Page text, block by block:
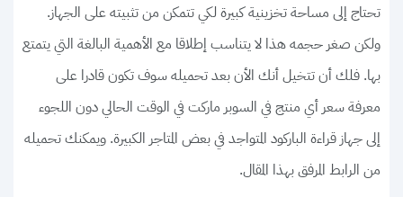
تحتاج إلى مساحة تخزينية كبيرة لكي تتمكن من تثبيته على الجهاز.
ولكن صغر حجمه هذا لا يتناسب إطلاقا مع الأهمية البالغة التي يتمتع
بها. فلك أن تتخيل أنك الأن بعد تحميله سوف تكون قادرا على
معرفة سعر أي منتج في السوبر ماركت في الوقت الحالي دون اللجوء
إلى جهاز قراءة الباركود المتواجد في بعض المتاجر الكبيرة. ويمكنك تحميله
من الرابط المرفق بهذا المقال.